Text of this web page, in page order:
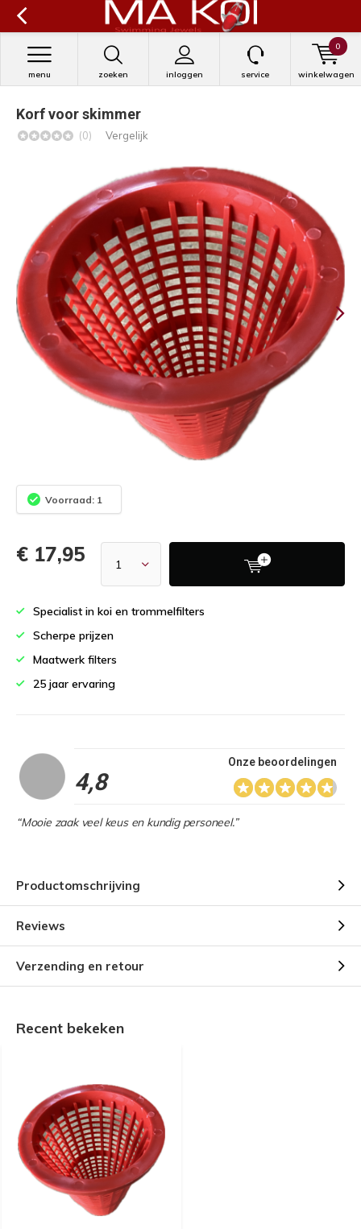
zoeken inloggen
menu service winkelwagen
0
Korf voor skimmer
(0) Vergelijk
Voorraad: 1
€ 17,95
Specialist in koi en trommelfilters
Scherpe prijzen
Maatwerk filters
25 jaar ervaring
4,8
Onze beoordelingen
“Mooie zaak veel keus en kundig personeel.”
Productomschrijving
Reviews
Verzending en retour
Recent bekeken